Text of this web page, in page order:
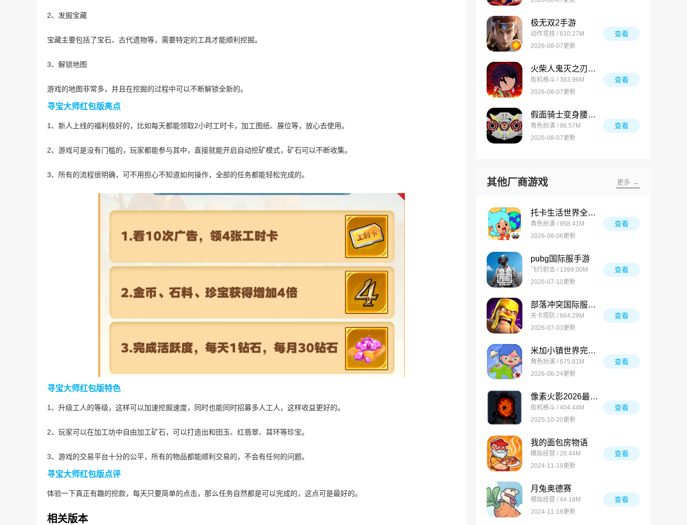
2、发掘宝藏
宝藏主要包括了宝石、古代遗物等，需要特定的工具才能顺利挖掘。
3、解锁地图
游戏的地图非常多，并且在挖掘的过程中可以不断解锁全新的。
寻宝大师红包版亮点
1、新人上线的福利极好的，比如每天都能领取2小时工时卡，加工图纸、展位等，放心去使用。
2、游戏可是没有门槛的，玩家都能参与其中，直接就能开启自动挖矿模式，矿石可以不断收集。
3、所有的流程很明确，可不用担心不知道如何操作，全部的任务都能轻松完成的。
寻宝大师红包版特色
1、升级工人的等级，这样可以加速挖掘速度，同时也能同时招募多人工人，这样收益更好的。
2、玩家可以在加工坊中自由加工矿石，可以打造出和田玉、红翡翠、耳环等珍宝。
3、游戏的交易平台十分的公平，所有的物品都能顺利交易的，不会有任何的问题。
寻宝大师红包版点评
体验一下真正有趣的挖款，每天只要简单的点击，那么任务自然都是可以完成的，这点可是最好的。
相关版本
极无双2手游
动作竞技 / 610.27M
2026-08-07更新
查看
火柴人鬼灭之刃游戏
街机格斗 / 383.96M
2026-08-07更新
查看
假面骑士变身腰带模拟器合集
角色扮演 / 96.57M
2026-08-07更新
查看
其他厂商游戏 更多 →
托卡生活世界全解锁版
角色扮演 / 958.41M
2026-08-06更新
查看
pubg国际服手游
飞行射击 / 1399.00M
2026-07-10更新
查看
部落冲突国际服最新版
关卡塔防 / 664.29M
2026-07-03更新
查看
米加小镇世界完整版
角色扮演 / 675.81M
2026-06-24更新
查看
像素火影2026最新版
街机格斗 / 404.44M
2025-10-20更新
查看
我的面包房物语
模拟经营 / 28.44M
2024-11-19更新
查看
月兔奥德赛
模拟经营 / 44.18M
2024-11-18更新
查看